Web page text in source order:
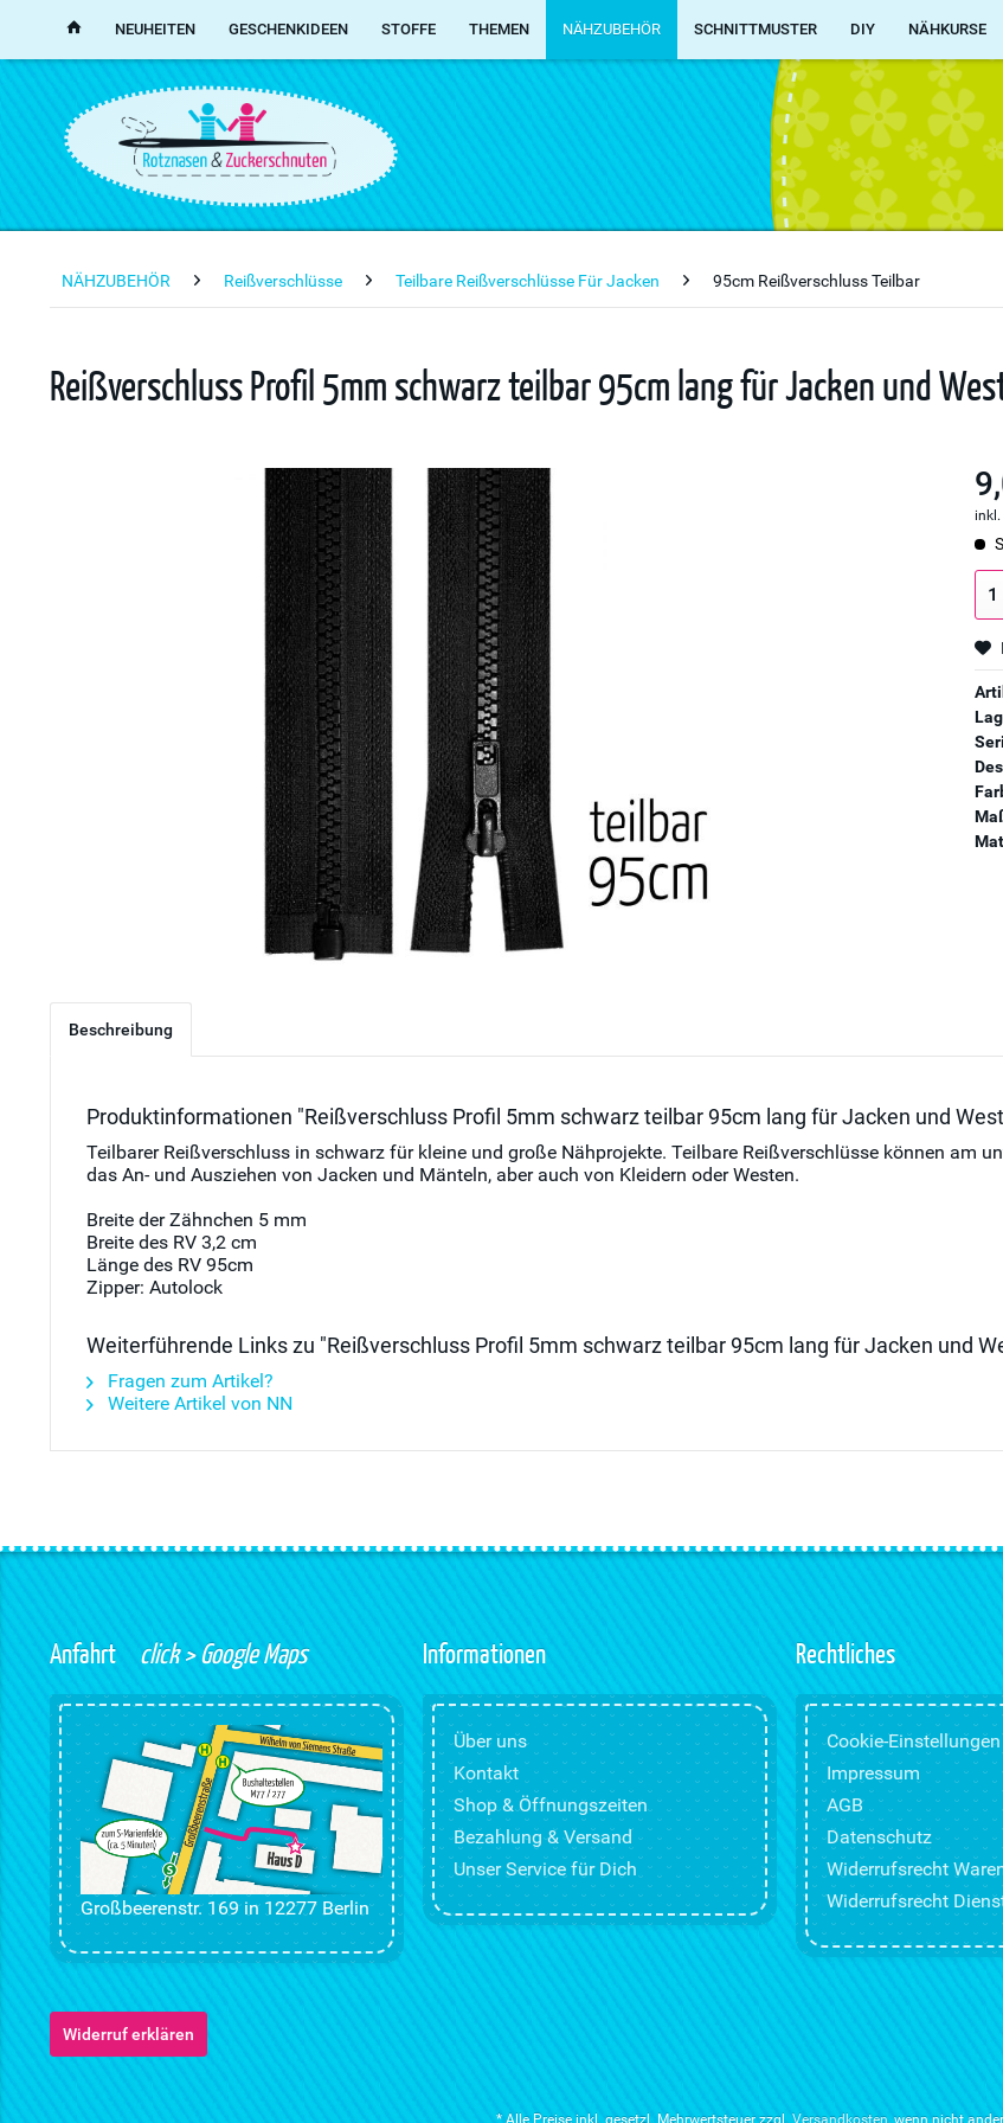
NEUHEITEN GESCHENKIDEEN STOFFE THEMEN NÄHZUBEHÖR SCHNITTMUSTER DIY NÄHKURSE
NÄHZUBEHÖR Reißverschlüsse Teilbare Reißverschlüsse Für Jacken 95cm Reißverschluss Teilbar
Reißverschluss Profil 5mm schwarz teilbar 95cm lang für Jacken und
Beschreibung
Produktinformationen "Reißverschluss Profil 5mm schwarz teilbar 95cm lang für Jacken und
Teilbarer Reißverschluss in schwarz für kleine und große Nähprojekte. Teilbare Reißverschlüsse können am
das An- und Ausziehen von Jacken und Mänteln, aber auch von Kleidern oder Westen.
Breite der Zähnchen 5 mm
Breite des RV 3,2 cm
Länge des RV 95cm
Zipper: Autolock
Weiterführende Links zu "Reißverschluss Profil 5mm schwarz teilbar 95cm lang für Jacken und
Fragen zum Artikel?
Weitere Artikel von NN
Anfahrt click > Google Maps
Großbeerenstr. 169 in 12277 Berlin
Informationen
Über uns
Kontakt
Shop & Öffnungszeiten
Bezahlung & Versand
Unser Service für Dich
Rechtliches
Cookie-Einstellungen
Impressum
AGB
Datenschutz
Widerrufsrecht
Widerrufsrecht
Widerruf erklären